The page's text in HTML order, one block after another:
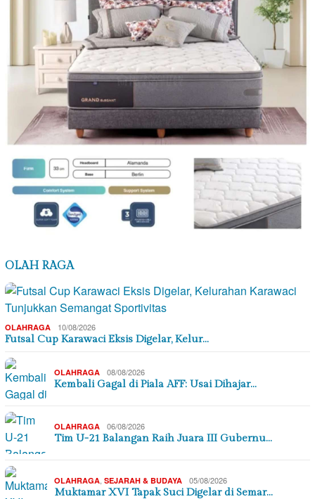
OLAH RAGA
OLAHRAGA 10/08/2026
Futsal Cup Karawaci Eksis Digelar, Kelur…
OLAHRAGA 08/08/2026
Kembali Gagal di Piala AFF: Usai Dihajar…
OLAHRAGA 06/08/2026
Tim U-21 Balangan Raih Juara III Gubernu…
OLAHRAGA SEJARAH & BUDAYA 05/08/2026
Muktamar XVI Tapak Suci Digelar di Semar…